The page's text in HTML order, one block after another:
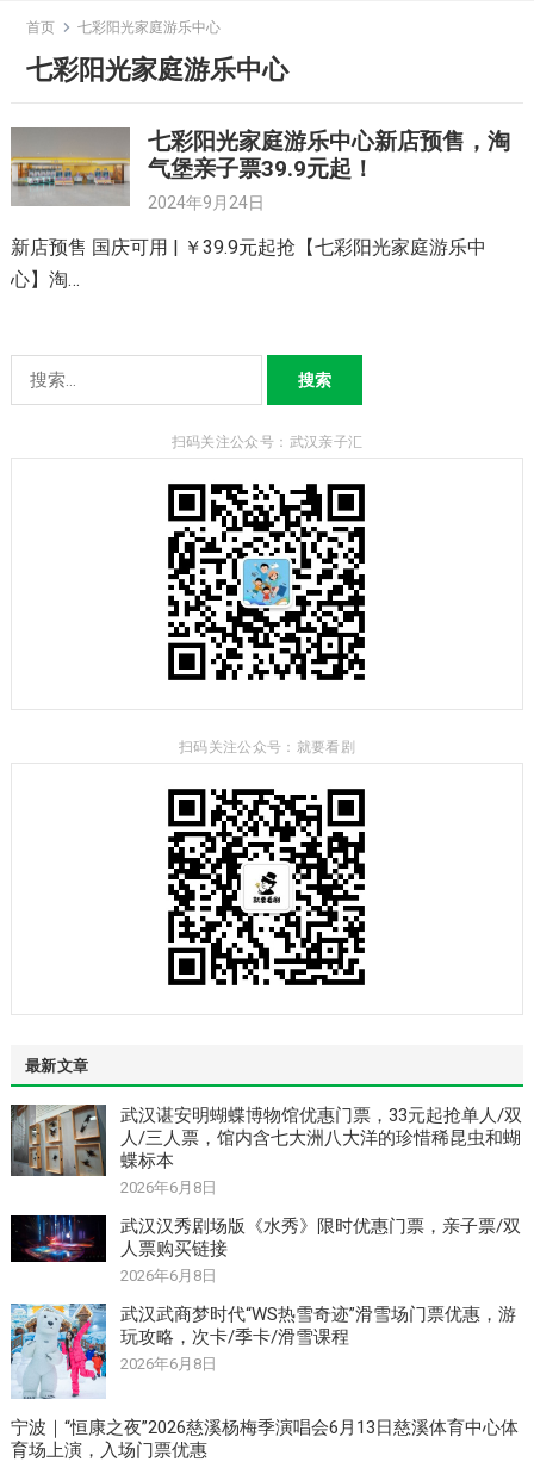
content
首页 七彩阳光家庭游乐中心
七彩阳光家庭游乐中心
七彩阳光家庭游乐中心新店预售，淘
气堡亲子票39.9元起！
2024年9月24日
新店预售 国庆可用 | ￥39.9元起抢【七彩阳光家庭游乐中
心】淘…
索：
扫码关注公众号：武汉亲子汇
扫码关注公众号：就要看剧
最新文章
武汉谌安明蝴蝶博物馆优惠门票，33元起抢单人/双
人/三人票，馆内含七大洲八大洋的珍惜稀昆虫和蝴
蝶标本
2026年6月8日
武汉汉秀剧场版《水秀》限时优惠门票，亲子票/双
人票购买链接
2026年6月8日
武汉武商梦时代“WS热雪奇迹”滑雪场门票优惠，游
玩攻略，次卡/季卡/滑雪课程
2026年6月8日
宁波｜“恒康之夜”2026慈溪杨梅季演唱会6月13日慈溪体育中心体
育场上演，入场门票优惠